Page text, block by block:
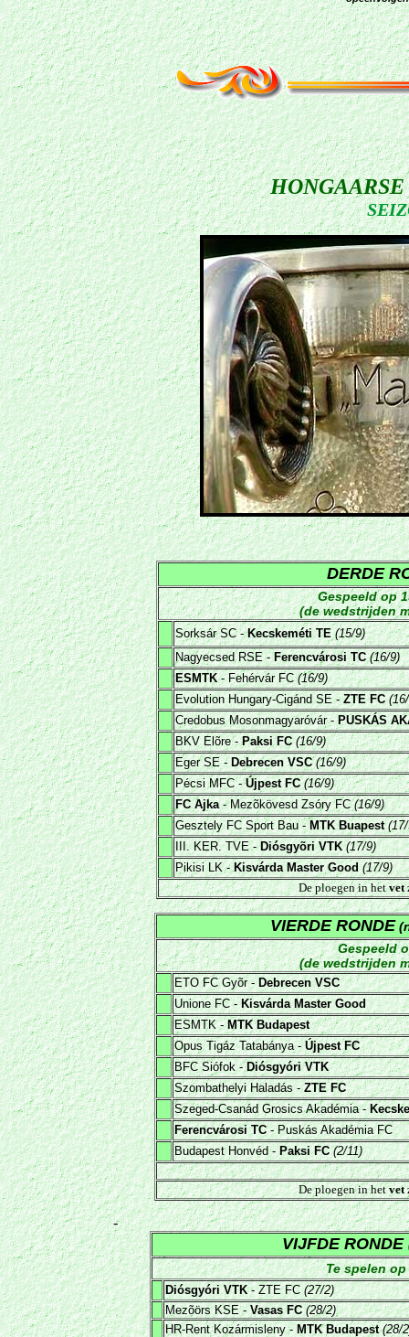
DERDE
Gespeeldop
(de wedstrijden
Sorksár SC -Kecskeméti TE(15/9)
Nagyecsed RSE -Ferencvárosi TC(16/9)
ESMTK- Fehérvár FC (16/9)
Evolution Hungary-Cigánd SE -ZTE FC
Credobus Mosonmagyaróvár -PUSKÁS
BKV Elõre -Paksi FC(16/9)
Eger SE -Debrecen VSC(16/9)
Pécsi MFC -Újpest FC(16/9)
FC Ajka- Mezõkövesd Zsóry FC (16/9)
Gesztely FC Sport Bau -MTK Buapest
III. KER. TVE -Diósgyõri VTK(17/9)
Pikisi LK -Kisvárda Master Good(17/9)
De ploegen in hetvet
VIERDE RONDE
Gespeeld
(de wedstrijden
ETO FC Gyõr -Debrecen VSC
Unione FC -Kisvárda Master Good
ESMTK -MTK Budapest
Opus Tigáz Tatabánya -Újpest FC
BFC Siófok -Diósgyóri VTK
Szombathelyi Haladás -ZTE FC
Szeged-Csanád Grosics Akadémia -
Ferencvárosi TC- Puskás Akadémia FC
Budapest Honvéd -Paksi FC (2/11)
De ploegen in hetvet
-
VIJFDE RONDE
Te spelen op
Diósgyóri VTK- ZTE FC(27/2)
Mezõörs KSE -Vasas FC (28/2)
HR-Rent Kozármisleny -MTK Budapest (28/